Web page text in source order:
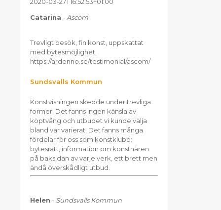
Catarina - Ascom
Trevligt besök, fin konst, uppskattat
med bytesmöjlighet.
https://ardenno.se/testimonial/ascom/
Sundsvalls Kommun
Konstvisningen skedde under trevliga
former. Det fanns ingen känsla av
köptvång och utbudet vi kunde välja
bland var varierat. Det fanns många
fördelar för oss som konstklubb:
bytesrätt, information om konstnären
på baksidan av varje verk, ett brett men
ändå överskådligt utbud.
Helen - Sundsvalls Kommun